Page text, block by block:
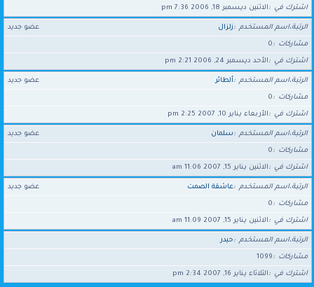
اشترك في الاثنين ديسمبر 18, 2006 7:36 pm
الرتبة،اسم المستخدم عضو جديد زلزال
مشاركات 0
اشترك في الأحد ديسمبر 24, 2006 2:21 pm
الرتبة،اسم المستخدم عضو جديد ألطائر
مشاركات 0
اشترك في الأربعاء يناير 10, 2007 2:25 pm
الرتبة،اسم المستخدم عضو جديد سلمان
مشاركات 0
اشترك في الاثنين يناير 15, 2007 11:06 am
الرتبة،اسم المستخدم عضو جديد عاشقة الصمت
مشاركات 0
اشترك في الاثنين يناير 15, 2007 11:09 am
الرتبة،اسم المستخدم حيدر
مشاركات 1099
اشترك في الثلاثاء يناير 16, 2007 2:34 pm